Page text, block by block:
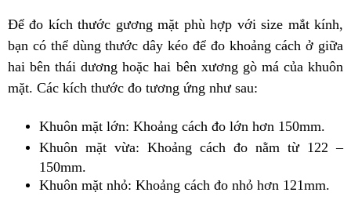
Để đo kích thước gương mặt phù hợp với size mắt kính,
bạn có thể dùng thước dây kéo để đo khoảng cách ở giữa
hai bên thái dương hoặc hai bên xương gò má của khuôn
mặt. Các kích thước đo tương ứng như sau:
Khuôn mặt lớn: Khoảng cách đo lớn hơn 150mm.
Khuôn mặt vừa: Khoảng cách đo nằm từ 122 –
150mm.
Khuôn mặt nhỏ: Khoảng cách đo nhỏ hơn 121mm.